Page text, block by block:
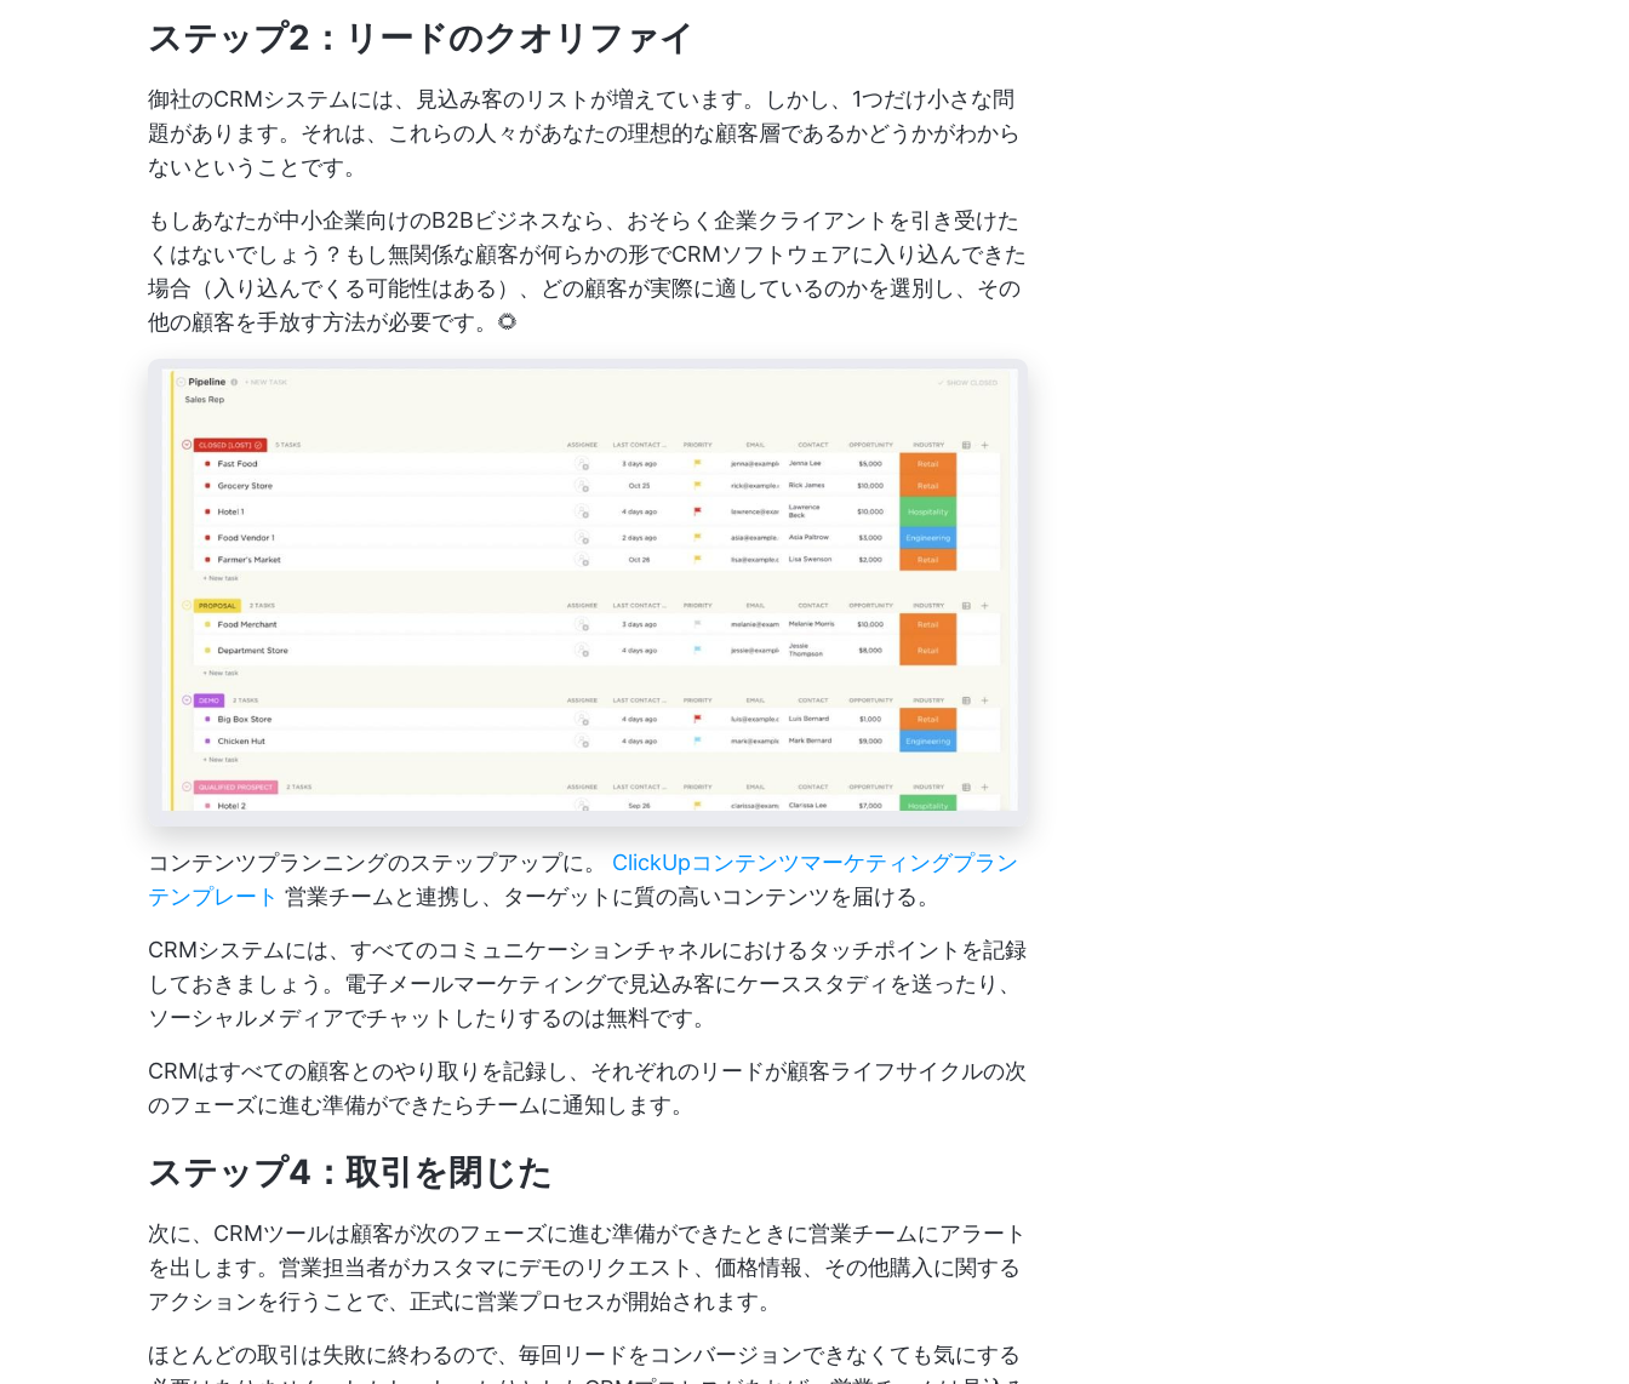
ステップ2：リードのクオリファイ
御社のCRMシステムには、見込み客のリストが増えています。しかし、1つだけ小さな問
題があります。それは、これらの人々があなたの理想的な顧客層であるかどうかがわから
ないということです。
もしあなたが中小企業向けのB2Bビジネスなら、おそらく企業クライアントを引き受けた
くはないでしょう？もし無関係な顧客が何らかの形でCRMソフトウェアに入り込んできた
場合（入り込んでくる可能性はある）、どの顧客が実際に適しているのかを選別し、その
他の顧客を手放す方法が必要です。🌻
コンテンツプランニングのステップアップに。 ClickUpコンテンツマーケティングプラン
テンプレート 営業チームと連携し、ターゲットに質の高いコンテンツを届ける。
CRMシステムには、すべてのコミュニケーションチャネルにおけるタッチポイントを記録
しておきましょう。電子メールマーケティングで見込み客にケーススタディを送ったり、
ソーシャルメディアでチャットしたりするのは無料です。
CRMはすべての顧客とのやり取りを記録し、それぞれのリードが顧客ライフサイクルの次
のフェーズに進む準備ができたらチームに通知します。
ステップ4：取引を閉じた
次に、CRMツールは顧客が次のフェーズに進む準備ができたときに営業チームにアラート
を出します。営業担当者がカスタマにデモのリクエスト、価格情報、その他購入に関する
アクションを行うことで、正式に営業プロセスが開始されます。
ほとんどの取引は失敗に終わるので、毎回リードをコンバージョンできなくても気にする